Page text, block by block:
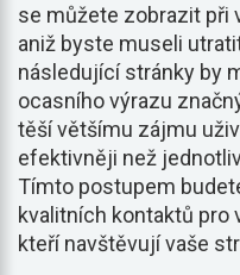
se můžete zobrazit při
aniž byste museli
následující stránky by
ocasního výrazu
těší většímu zájmu
efektivněji než
Tímto postupem
kvalitních kontaktů pro
kteří navštěvují vaše